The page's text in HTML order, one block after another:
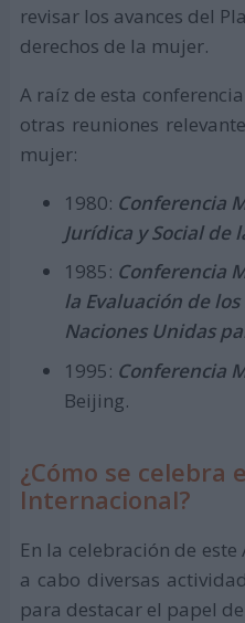
revisar los avances del
derechos de la mujer.
A raíz de esta
otras reuniones
mujer:
1980: Conferencia
Jurídica y Social de
1985: Conferencia
la Evaluación de
Naciones Unidas
1995: Conferencia
Beijing.
¿Cómo se celebra
Internacional?
En la celebración de
a cabo diversas
para destacar el papel